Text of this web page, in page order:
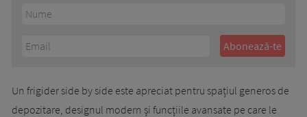
Un frigider side by side este apreciat pentru spațiul generos de
depozitare, designul modern și funcțiile avansate pe care le